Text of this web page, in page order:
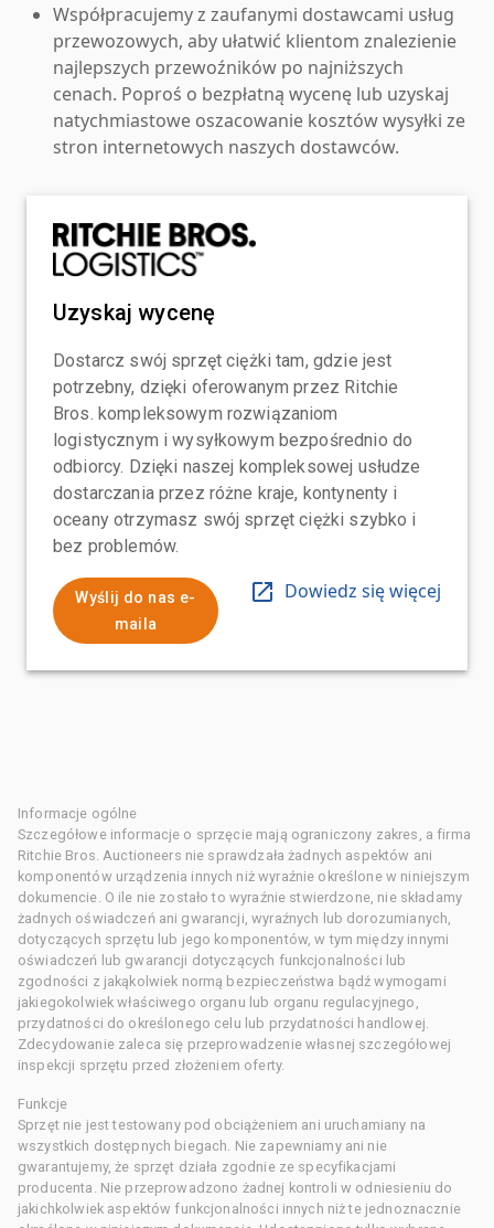
Współpracujemy z zaufanymi dostawcami usług
przewozowych, aby ułatwić klientom znalezienie
najlepszych przewoźników po najniższych
cenach. Poproś o bezpłatną wycenę lub uzyskaj
natychmiastowe oszacowanie kosztów wysyłki ze
stron internetowych naszych dostawców.
Uzyskaj wycenę
Dostarcz swój sprzęt ciężki tam, gdzie jest
potrzebny, dzięki oferowanym przez Ritchie
Bros. kompleksowym rozwiązaniom
logistycznym i wysyłkowym bezpośrednio do
odbiorcy. Dzięki naszej kompleksowej usłudze
dostarczania przez różne kraje, kontynenty i
oceany otrzymasz swój sprzęt ciężki szybko i
bez problemów.
Wyślij do nas e-
maila
Dowiedz się więcej
Informacje ogólne
Szczegółowe informacje o sprzęcie mają ograniczony zakres, a firma
Ritchie Bros. Auctioneers nie sprawdzała żadnych aspektów ani
komponentów urządzenia innych niż wyraźnie określone w niniejszym
dokumencie. O ile nie zostało to wyraźnie stwierdzone, nie składamy
żadnych oświadczeń ani gwarancji, wyraźnych lub dorozumianych,
dotyczących sprzętu lub jego komponentów, w tym między innymi
oświadczeń lub gwarancji dotyczących funkcjonalności lub
zgodności z jakąkolwiek normą bezpieczeństwa bądź wymogami
jakiegokolwiek właściwego organu lub organu regulacyjnego,
przydatności do określonego celu lub przydatności handlowej.
Zdecydowanie zaleca się przeprowadzenie własnej szczegółowej
inspekcji sprzętu przed złożeniem oferty.
Funkcje
Sprzęt nie jest testowany pod obciążeniem ani uruchamiany na
wszystkich dostępnych biegach. Nie zapewniamy ani nie
gwarantujemy, że sprzęt działa zgodnie ze specyfikacjami
producenta. Nie przeprowadzono żadnej kontroli w odniesieniu do
jakichkolwiek aspektów funkcjonalności innych niż te jednoznacznie